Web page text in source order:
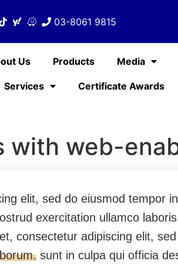
03-8061 9815
Us Products Media
Services Certificate Awards
with web-
elit, sed do eiusmod tempor
exercitation ullamco
consectetur adipiscing elit,
sunt in culpa qui officia